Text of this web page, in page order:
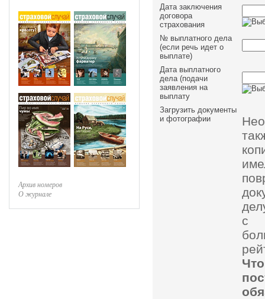
Архив номеров
О журнале
Дата заключения
договора
страхования
№ выплатного дела
(если речь идет о
выплате)
Дата выплатного
дела (подачи
заявления на
выплату
Загрузить документы
и фотографии
с